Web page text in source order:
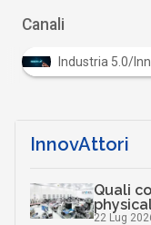
Canali
Industria 5.0/
InnovAttori
Quali
22 Lug